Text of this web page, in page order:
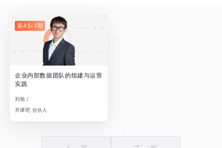
第45-1期
企业内部数据团队的组建与运营
实践
刘旭 /
开课吧 合伙人